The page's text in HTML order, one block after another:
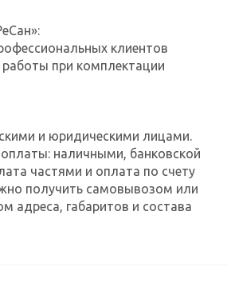
клиентов
при комплектации
и юридическими лицами.
наличными, банковской
частями и оплата по счету
получить самовывозом или
адреса, габаритов и состава